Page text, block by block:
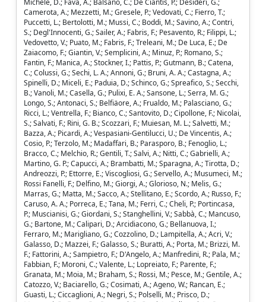
Michèle, D.; Fava, A.; Balsano, C.; De Ciantis, P.; Desideri, G.;
Camerota, A.; Mezzetti, M.; Gresele, P.; Vedovati, C.; Fierro, T.;
Puccetti, L.; Bertolotti, M.; Mussi, C.; Boddi, M.; Savino, A.; Contri,
S.; Degl'Innocenti, G.; Sailer, A.; Fabris, F.; Pesavento, R.; Filippi, L.;
Vedovetto, V.; Puato, M.; Fabris, F.; Treleani, M.; De Luca, E.; De
Zaiacomo, F.; Giantin, V.; Semplicini, A.; Minuz, P.; Romano, S.;
Fantin, F.; Manica, A.; Stockner, I.; Pattis, P.; Gutmann, B.; Catena,
C.; Colussi, G.; Sechi, L. A.; Annoni, G.; Bruni, A. A.; Castagna, A.;
Spinelli, D.; Miceli, E.; Paduia, D.; Schinco, G.; Spreafico, S.; Secchi,
B.; Vanoli, M.; Casella, G.; Pulixi, E. A.; Sansone, L.; Serra, M. G.;
Longo, S.; Antonaci, S.; Belfiäore, A.; Frualdo, M.; Palasciano, G.;
Ricci, L.; Ventrella, F.; Bianco, C.; Santovito, D.; Cipollone, F.; Nicolai,
S.; Salvati, F.; Rini, G. B.; Scozzari, F.; Muiesan, M. L.; Salvetti, M.;
Bazza, A.; Picardi, A.; Vespasiani-Gentilucci, U.; De Vincentis, A.;
Cosio, P.; Terzolo, M.; Madaffari, B.; Parasporo, B.; Fenoglio, L.;
Bracco, C.; Melchio, R.; Gentili, T.; Salvi, A.; Nitti, C.; Gabrielli, A.;
Martino, G. P.; Capucci, A.; Brambatti, M.; Sparagna, A.; Tirotta, D.;
Andreozzi, P.; Ettorre, E.; Viscogliosi, G.; Servello, A.; Musumeci, M.;
Rossi Fanelli, F.; Delfino, M.; Giorgi, A.; Glorioso, N.; Melis, G.;
Marras, G.; Matta, M.; Sacco, A.; Stellitano, E.; Scordo, A.; Russo, F.;
Caruso, A. A.; Porreca, E.; Tana, M.; Ferri, C.; Cheli, P.; Portincasa,
P.; Muscianisi, G.; Giordani, S.; Stanghellini, V.; Sabbà, C.; Mancuso,
G.; Bartone, M.; Calipari, D.; Arcidiacono, G.; Bellanuova, I.;
Ferraro, M.; Marigliano, G.; Cozzolino, D.; Lampitella, A.; Acri, V.;
Galasso, D.; Mazzei, F.; Galasso, S.; Buratti, A.; Porta, M.; Brizzi, M.
F.; Fattorini, A.; Sampietro, F.; D'Angelo, A.; Manfredini, R.; Pala, M.;
Fabbian, F.; Moroni, C.; Valente, L.; Lopreiato, F.; Parente, F.;
Granata, M.; Moia, M.; Braham, S.; Rossi, M.; Pesce, M.; Gentile, A.;
Catozzo, V.; Baciarello, G.; Cosimati, A.; Ageno, W.; Rancan, E.;
Guasti, L.; Ciccaglioni, A.; Negri, S.; Polselli, M.; Prisco, D.;